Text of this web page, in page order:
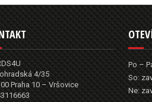
4/35
Praha 10 – Vršovice
Po –
So:
Ne: